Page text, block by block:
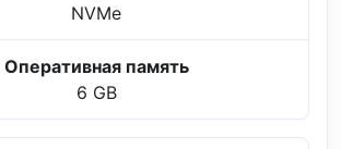
NVMe
Оперативная память
6 GB